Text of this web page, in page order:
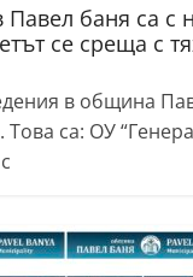
баня са с
се среща с
в община
са: ОУ